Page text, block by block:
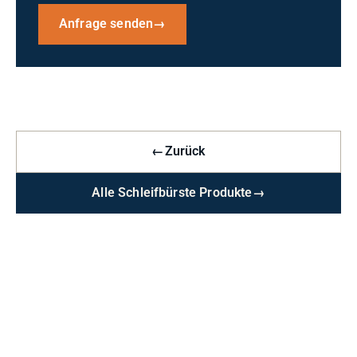
Anfrage senden→
←Zurück
Alle Schleifbürste Produkte→